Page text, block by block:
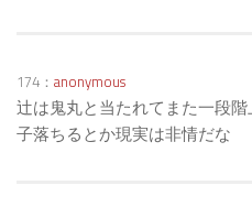
174： anonymous
辻は鬼丸と当たれてまた一段
子落ちるとか現実は非情だな